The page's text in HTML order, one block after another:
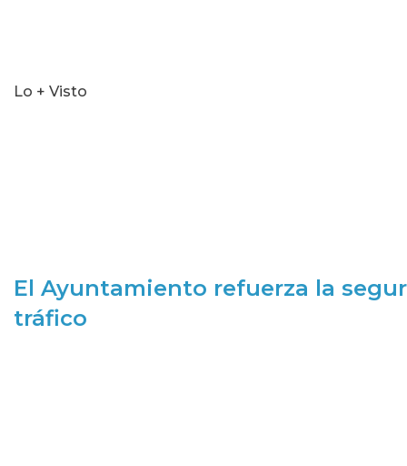
Lo + Visto
El Ayuntamiento refuerza la
tráfico